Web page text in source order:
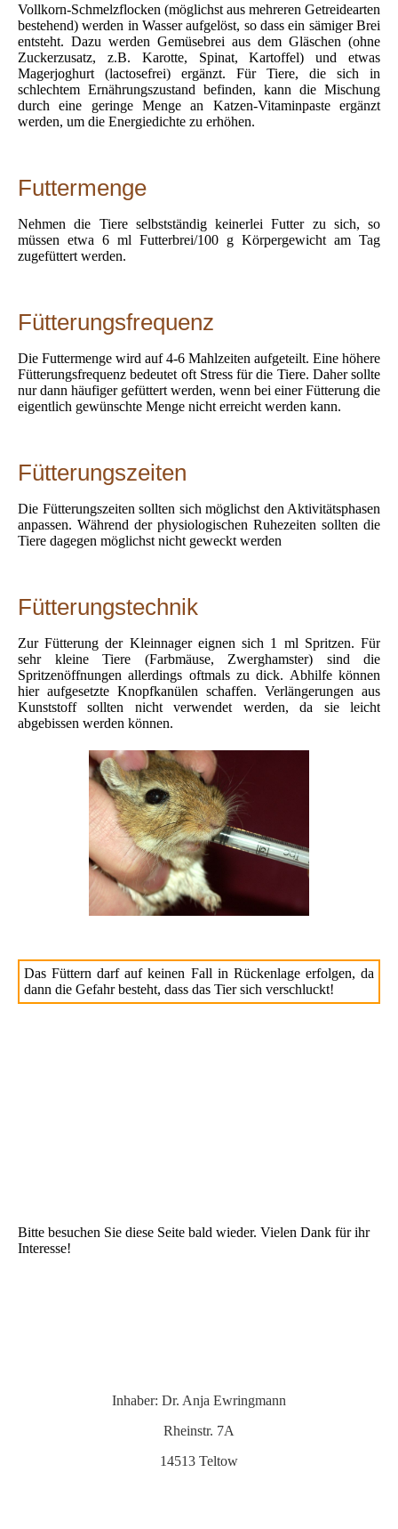
Vollkorn-Schmelzflocken (möglichst aus mehreren Getreidearten
bestehend) werden in Wasser aufgelöst, so dass ein sämiger Brei
entsteht. Dazu werden Gemüsebrei aus dem Gläschen (ohne
Zuckerzusatz, z.B. Karotte, Spinat, Kartoffel) und etwas
Magerjoghurt (lactosefrei) ergänzt. Für Tiere, die sich in
schlechtem Ernährungszustand befinden, kann die Mischung
durch eine geringe Menge an Katzen-Vitaminpaste ergänzt
werden, um die Energiedichte zu erhöhen.
Futtermenge
Nehmen die Tiere selbstständig keinerlei Futter zu sich, so
müssen etwa 6 ml Futterbrei/100 g Körpergewicht am Tag
zugefüttert werden.
Fütterungsfrequenz
Die Futtermenge wird auf 4-6 Mahlzeiten aufgeteilt. Eine höhere
Fütterungsfrequenz bedeutet oft Stress für die Tiere. Daher sollte
nur dann häufiger gefüttert werden, wenn bei einer Fütterung die
eigentlich gewünschte Menge nicht erreicht werden kann.
Fütterungszeiten
Die Fütterungszeiten sollten sich möglichst den Aktivitätsphasen
anpassen. Während der physiologischen Ruhezeiten sollten die
Tiere dagegen möglichst nicht geweckt werden
Fütterungstechnik
Zur Fütterung der Kleinnager eignen sich 1 ml Spritzen. Für
sehr kleine Tiere (Farbmäuse, Zwerghamster) sind die
Spritzenöffnungen allerdings oftmals zu dick. Abhilfe können
hier aufgesetzte Knopfkanülen schaffen. Verlängerungen aus
Kunststoff sollten nicht verwendet werden, da sie leicht
abgebissen werden können.
Das Füttern darf auf keinen Fall in Rückenlage erfolgen, da
dann die Gefahr besteht, dass das Tier sich verschluckt!
Bitte besuchen Sie diese Seite bald wieder. Vielen Dank für ihr
Interesse!
Inhaber: Dr. Anja Ewringmann
Rheinstr. 7A
14513 Teltow